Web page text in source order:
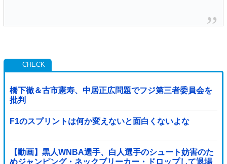
橋下徹＆古市憲寿、中居正広問題でフジ第三者委員会を
批判
F1のスプリントは何か変えないと面白くないよな
【動画】黒人WNBA選手、白人選手のシュート妨害のた
めジャンピング・ネックブリーカー・ドロップして退場